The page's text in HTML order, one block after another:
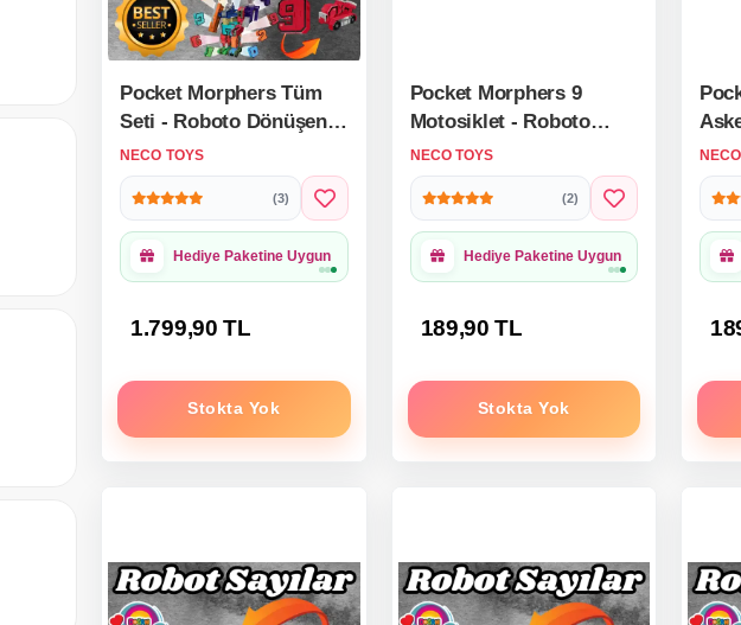
Pocket Morphers Tüm
Seti - Roboto Dönüşen
Sayılar - Robot
Rakamlar - Transformers
- Robot Sayılar -
Dönüşen Rakamlar
NECO TOYS
(3)
Hediye Paketine Uygun
1.799,90 TL
Stokta Yok
Pocket Morphers 9
Motosiklet - Roboto
Dönüşen Sayılar - 9
Numara Robot -
Transformers - Robot
Sayı
NECO TOYS
(2)
Hediye Paketine Uygun
189,90 TL
Stokta Yok
- 8
Sayı